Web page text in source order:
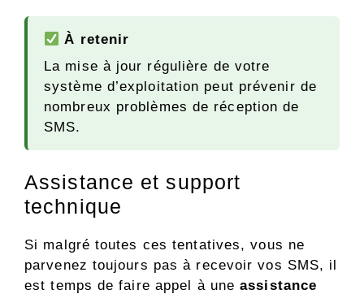
À retenir
La mise à jour régulière de votre
système d’exploitation peut prévenir de
nombreux problèmes de réception de
SMS.
Assistance et support
technique
Si malgré toutes ces tentatives, vous ne
parvenez toujours pas à recevoir vos SMS, il
est temps de faire appel à uneassistance